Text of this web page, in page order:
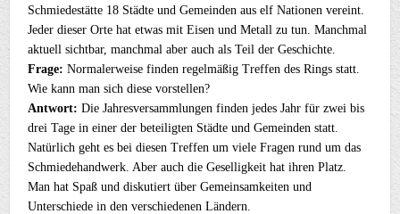
Schmiedestätte 18 Städte und Gemeinden aus elf Nationen vereint.
Jeder dieser Orte hat etwas mit Eisen und Metall zu tun. Manchmal
aktuell sichtbar, manchmal aber auch als Teil der Geschichte.
Frage: Normalerweise finden regelmäßig Treffen des Rings statt.
Wie kann man sich diese vorstellen?
Antwort: Die Jahresversammlungen finden jedes Jahr für zwei bis
drei Tage in einer der beteiligten Städte und Gemeinden statt.
Natürlich geht es bei diesen Treffen um viele Fragen rund um das
Schmiedehandwerk. Aber auch die Geselligkeit hat ihren Platz.
Man hat Spaß und diskutiert über Gemeinsamkeiten und
Unterschiede in den verschiedenen Ländern.